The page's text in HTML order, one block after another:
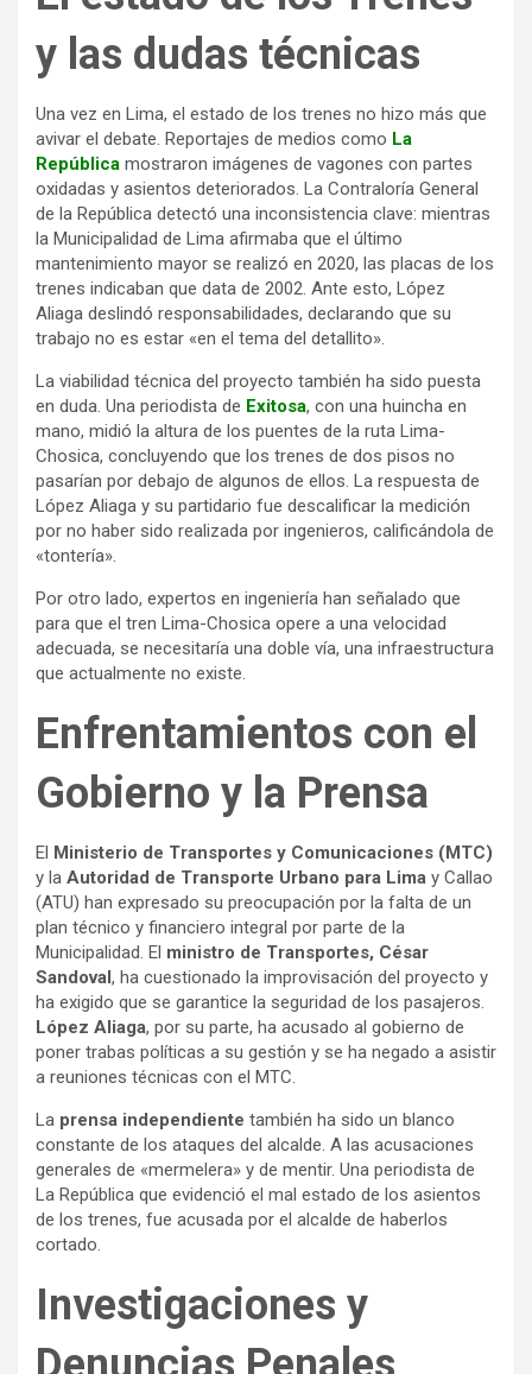
y las dudas técnicas
Una vez en Lima, el estado de los trenes no hizo más que
avivar el debate. Reportajes de medios como La
República mostraron imágenes de vagones con partes
oxidadas y asientos deteriorados. La Contraloría General
de la República detectó una inconsistencia clave: mientras
la Municipalidad de Lima afirmaba que el último
mantenimiento mayor se realizó en 2020, las placas de los
trenes indicaban que data de 2002. Ante esto, López
Aliaga deslindó responsabilidades, declarando que su
trabajo no es estar «en el tema del detallito».
La viabilidad técnica del proyecto también ha sido puesta
en duda. Una periodista de Exitosa, con una huincha en
mano, midió la altura de los puentes de la ruta Lima-
Chosica, concluyendo que los trenes de dos pisos no
pasarían por debajo de algunos de ellos. La respuesta de
López Aliaga y su partidario fue descalificar la medición
por no haber sido realizada por ingenieros, calificándola de
«tontería».
Por otro lado, expertos en ingeniería han señalado que
para que el tren Lima-Chosica opere a una velocidad
adecuada, se necesitaría una doble vía, una infraestructura
que actualmente no existe.
Enfrentamientos con el
Gobierno y la Prensa
El Ministerio de Transportes y Comunicaciones (MTC)
y la Autoridad de Transporte Urbano para Lima y Callao
(ATU) han expresado su preocupación por la falta de un
plan técnico y financiero integral por parte de la
Municipalidad. El ministro de Transportes, César
Sandoval, ha cuestionado la improvisación del proyecto y
ha exigido que se garantice la seguridad de los pasajeros.
López Aliaga, por su parte, ha acusado al gobierno de
poner trabas políticas a su gestión y se ha negado a asistir
a reuniones técnicas con el MTC.
La prensa independiente también ha sido un blanco
constante de los ataques del alcalde. A las acusaciones
generales de «mermelera» y de mentir. Una periodista de
La República que evidenció el mal estado de los asientos
de los trenes, fue acusada por el alcalde de haberlos
cortado.
Investigaciones y